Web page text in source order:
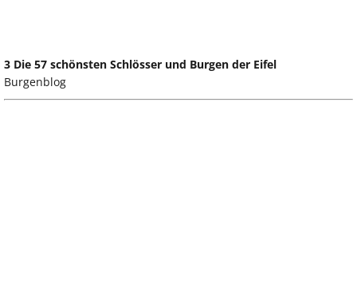
3 Die 57 schönsten Schlösser und Burgen der Eifel
Burgenblog